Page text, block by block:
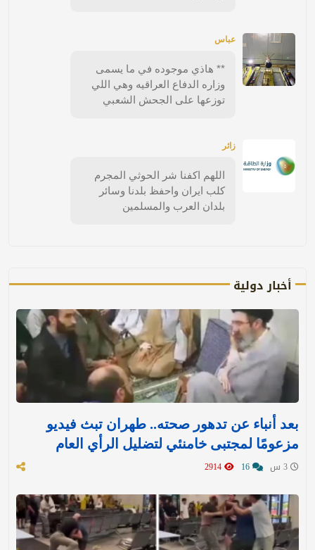
عباس
** هاذي موجوده في ما يسمى
وزاره الدفاع العراقيه وهي اللي
توزعها على الجحش الشعبي
زائر
اللهم اكفنا شر الحوثي المجرم
كلب ايران واحفظ بلدنا وسائر
بلدان العرب والمسلمين
أخبار دولية
بعد أنباء عن تدهور صحته.. طهران تبث فيديو
مزعومًا لمجتبى خامنئي لتضليل الرأي العام